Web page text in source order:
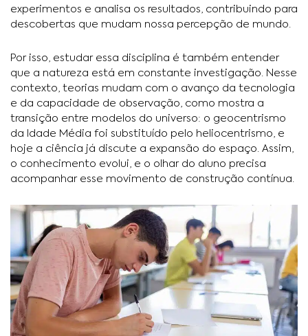
experimentos e analisa os resultados, contribuindo para
descobertas que mudam nossa percepção de mundo.
Por isso, estudar essa disciplina é também entender
que a natureza está em constante investigação. Nesse
contexto, teorias mudam com o avanço da tecnologia
e da capacidade de observação, como mostra a
transição entre modelos do universo: o geocentrismo
da Idade Média foi substituído pelo heliocentrismo, e
hoje a ciência já discute a expansão do espaço. Assim,
o conhecimento evolui, e o olhar do aluno precisa
acompanhar esse movimento de construção contínua.